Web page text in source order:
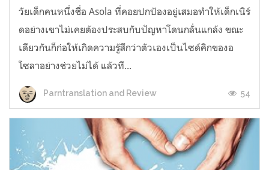
วัยเด็กคนหนึ่งชื่อ Asola ที่คอยปกป้องอยู่เสมอทำให้เด็กเนิร์
ดอย่างเขาไม่เคยต้องประสบกับปัญหาโดนกลั่นแกล้ง ขณะ
เดียวกันก็ก่อให้เกิดความรู้สึกว่าตัวเองเป็นไซด์คิกของอ
โซลาอย่างช่วยไม่ได้ แล้วที...
Parntranslation and Review 54